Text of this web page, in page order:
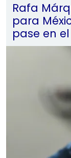
Rafa
para
pase en